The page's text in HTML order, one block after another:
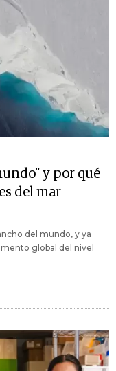
y por qué
del mar
del mundo, y ya
global del nivel